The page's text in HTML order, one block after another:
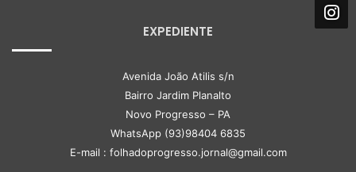
EXPEDIENTE
Avenida João Atilis s/n
Bairro Jardim Planalto
Novo Progresso – PA
WhatsApp (93)98404 6835
E-mail : folhadoprogresso.jornal@gmail.com